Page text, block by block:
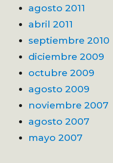
agosto 2011
abril 2011
septiembre 2010
diciembre 2009
octubre 2009
agosto 2009
noviembre 2007
agosto 2007
mayo 2007